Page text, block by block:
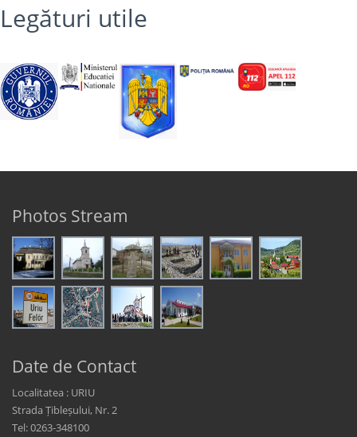
Legături utile
Photos Stream
Date de Contact
Localitatea : URIU
Strada Țibleșului, Nr. 2
Tel: 0263-348100